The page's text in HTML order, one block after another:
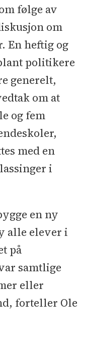
følge av
om
En heftig og
politikere
generelt,
om at
og fem
med en
i
en ny
alle elever i
på
samtlige
eller
forteller Ole